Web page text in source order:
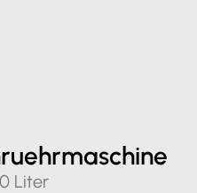
Liter